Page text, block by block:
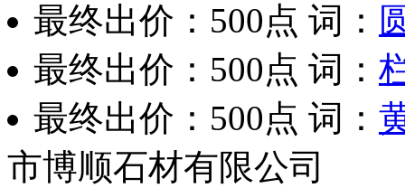
最终出价： 500点 词：
最终出价： 500点 词：
最终出价： 500点 词：
市博顺石材有限公司